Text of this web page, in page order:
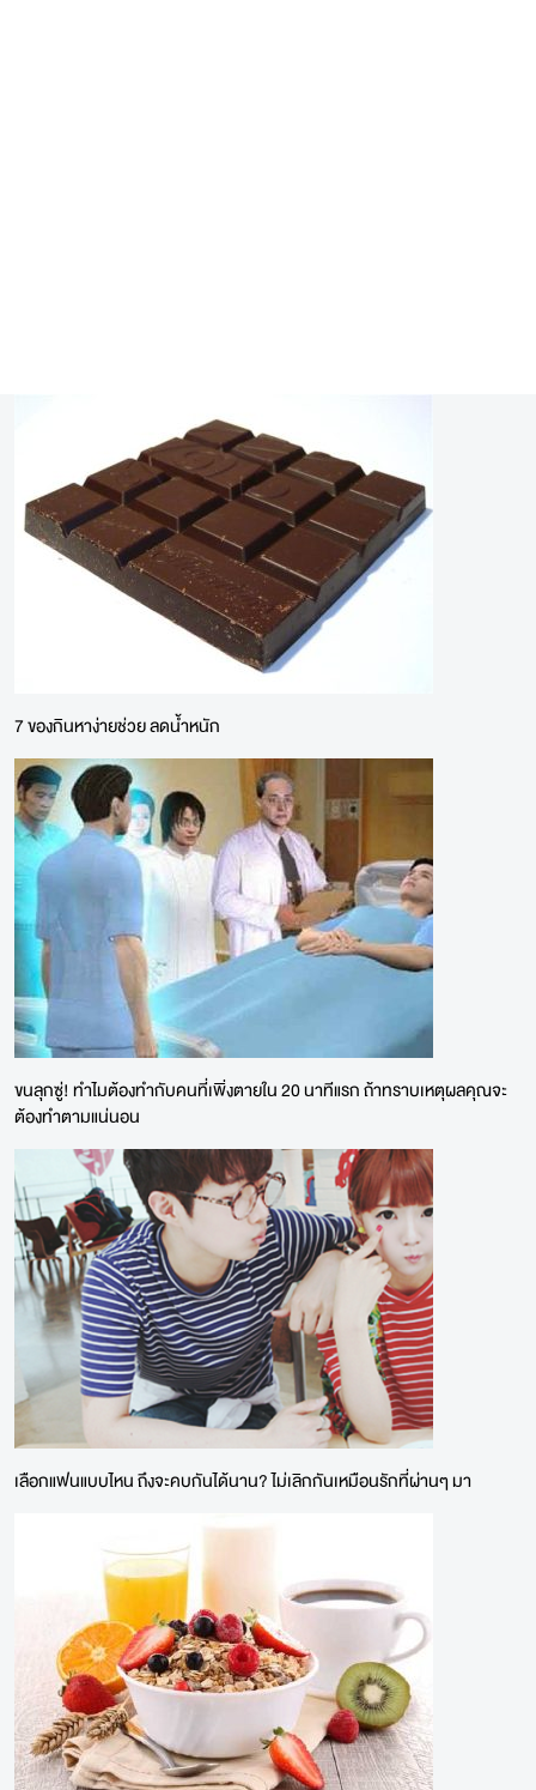
7 ของกินหาง่ายช่วย ลดน้ำหนัก
ขนลุกซู่! ทำไมต้องทำกับคนที่เพิ่งตายใน 20 นาทีแรก ถ้าทราบเหตุผลคุณจะ
ต้องทำตามแน่นอน
เลือกแฟนแบบไหน ถึงจะคบกันได้นาน? ไม่เลิกกันเหมือนรักที่ผ่านๆ มา